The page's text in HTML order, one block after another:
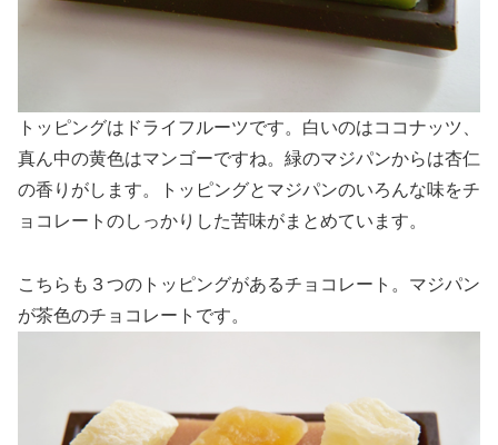
トッピングはドライフルーツです。白いのはココナッツ、
真ん中の黄色はマンゴーですね。緑のマジパンからは杏仁
の香りがします。トッピングとマジパンのいろんな味をチ
ョコレートのしっかりした苦味がまとめています。
こちらも３つのトッピングがあるチョコレート。マジパン
が茶色のチョコレートです。